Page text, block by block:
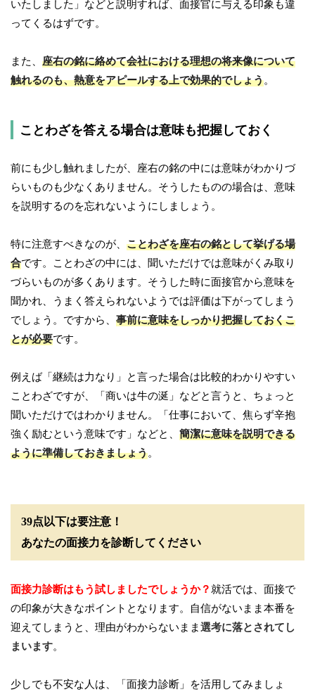
いたしました」などと説明すれば、面接官に与える印象も違
ってくるはずです。
また、 座右の銘に絡めて会社における理想の将来像について
触れるのも、熱意をアピールする上で効果的でしょう。
ことわざを答える場合は意味も把握しておく
前にも少し触れましたが、座右の銘の中には意味がわかりづ
らいものも少なくありません。そうしたものの場合は、意味
を説明するのを忘れないようにしましょう。
特に注意すべきなのが、 ことわざを座右の銘として挙げる場
合です。ことわざの中には、聞いただけでは意味がくみ取り
づらいものが多くあります。そうした時に面接官から意味を
聞かれ、うまく答えられないようでは評価は下がってしまう
でしょう。ですから、 事前に意味をしっかり把握しておくこ
とが必要です。
例えば「継続は力なり」と言った場合は比較的わかりやすい
ことわざですが、「商いは牛の涎」などと言うと、ちょっと
聞いただけではわかりません。「仕事において、焦らず辛抱
強く励むという意味です」などと、 簡潔に意味を説明できる
ように準備しておきましょう。
39点以下は要注意！
あなたの面接力を診断してください
面接力診断はもう試しましたでしょうか？就活では、面接で
の印象が大きなポイントとなります。自信がないまま本番を
迎えてしまうと、理由がわからないまま選考に落とされてし
まいます。
少しでも不安な人は、「面接力診断」を活用してみましょ